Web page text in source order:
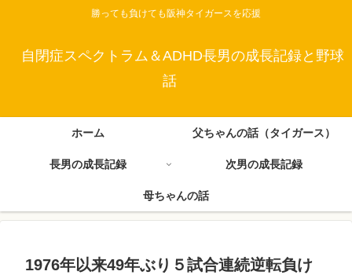
勝っても負けても阪神タイガースを応援
自閉症スペクトラム＆ADHD長男の成長記録と野球
話
ホーム 父ちゃんの話（タイガース）
長男の成長記録 次男の成長記録
母ちゃんの話
1976年以来49年ぶり５試合連続逆転負け